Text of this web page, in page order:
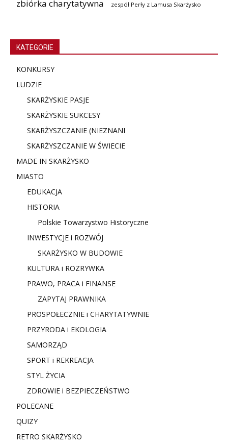
zbiórka charytatywna zespół Perły z Lamusa Skarżysko
KATEGORIE
KONKURSY
LUDZIE
SKARŻYSKIE PASJE
SKARŻYSKIE SUKCESY
SKARŻYSZCZANIE (NIEZNANI
SKARŻYSZCZANIE W ŚWIECIE
MADE IN SKARŻYSKO
MIASTO
EDUKACJA
HISTORIA
Polskie Towarzystwo Historyczne
INWESTYCJE i ROZWÓJ
SKARŻYSKO W BUDOWIE
KULTURA i ROZRYWKA
PRAWO, PRACA i FINANSE
ZAPYTAJ PRAWNIKA
PROSPOŁECZNIE i CHARYTATYWNIE
PRZYRODA i EKOLOGIA
SAMORZĄD
SPORT i REKREACJA
STYL ŻYCIA
ZDROWIE i BEZPIECZEŃSTWO
POLECANE
QUIZY
RETRO SKARŻYSKO